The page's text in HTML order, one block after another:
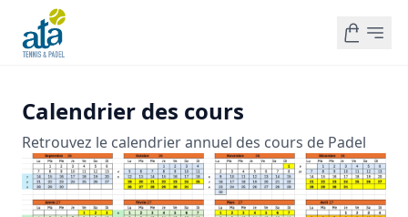
Calendrier des cours
Retrouvez le calendrier annuel des cours de Padel